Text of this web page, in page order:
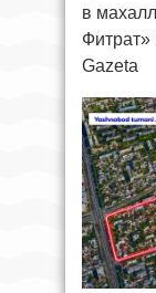
в
Gazeta